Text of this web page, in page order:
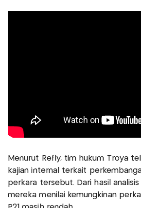
Menurut Refly, tim hukum Troya
kajian internal terkait
perkara tersebut. Dari hasil analisis
mereka menilai kemungkinan